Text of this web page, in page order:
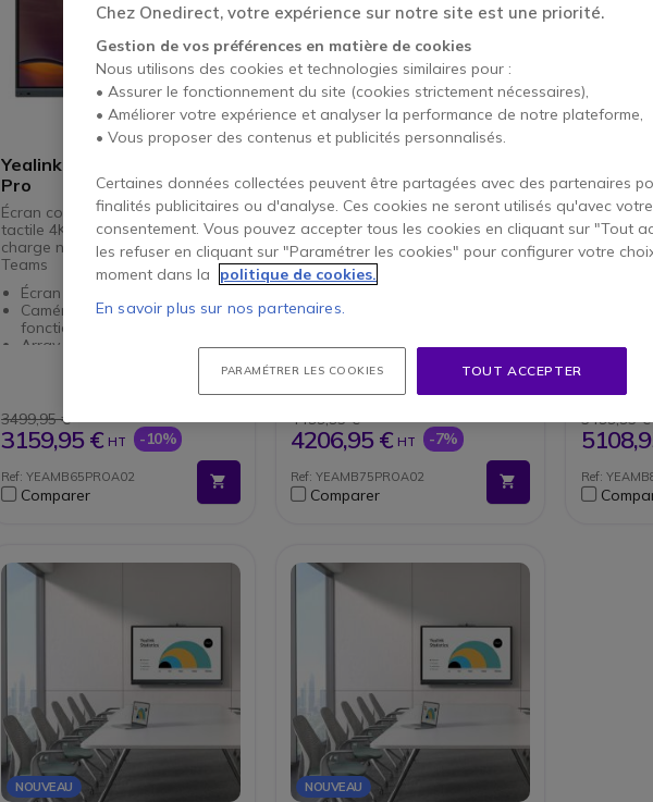
Yealink Meeting Board 65''
Pro
Écran collaboratif 65'' avec dalle
tactile 4K, Android 13 et prise en
charge native de Microsoft
Teams
Écran tactile 65" 4K UHD
Caméra 4K intégrée avec
fonctions IA
Array de 16 microphones
Haut-parleurs stéréo intégrés
Compatibilité native Microsoft
Tableau blanc numérique et
partage de contenu
Double système : Android 13 +
Partage de contenu sans fil
via WPP
3499,95 €
3159,95 € HT -10%
Ref: YEAMB65PROA02
Comparer
Pro
Écran interactif 4K 75'' avec
Android 13 et compatibilité
native avec Teams, pour les
environnements collaboratifs.
Caméra 4K avec intelligence
16 microphones intégrés en
array
Haut-parleurs stéréo intégrés
Intégration native avec
Tableau blanc numérique et
partage de fichiers
Double système d’exploitation :
Android 13 + slot OPS
Partage sans fil avec WPP
4499,95 €
4206,95 € HT -7%
Ref: YEAMB75PROA02
Comparer
86''
Écran
puissant,
Écran
Haut-
Double
avec
5499,95 €
Ref:
NOUVEAU NOUVEAU
Chez Onedirect, votre expérience sur notre site est une priorité.
Gestion de vos préférences en matière de cookies
Nous utilisons des cookies et technologies similaires pour :
• Assurer le fonctionnement du site (cookies strictement nécessaires),
• Améliorer votre expérience et analyser la performance de notre plateforme,
• Vous proposer des contenus et publicités personnalisés.
Certaines données collectées peuvent être partagées avec des partenaires
finalités publicitaires ou d'analyse. Ces cookies ne seront utilisés qu'avec votre
consentement. Vous pouvez accepter tous les cookies en cliquant sur "Tout
les refuser en cliquant sur "Paramétrer les cookies" pour configurer votre
moment dans la
politique de cookies.
En savoir plus sur nos partenaires.
PARAMÉTRER LES COOKIES TOUT ACCEPTER